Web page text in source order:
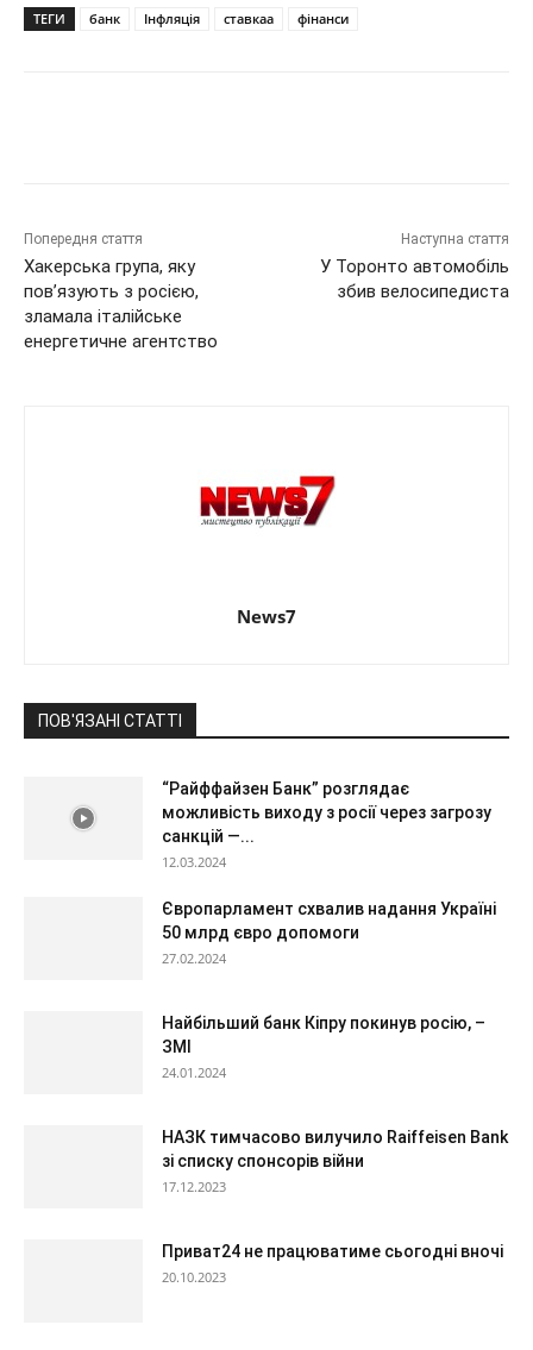
ТЕГИ банк Інфляція ставкаа фінанси
Попередня стаття
Хакерська група, яку
пов’язують з росією,
зламала італійське
енергетичне агентство
Наступна стаття
У Торонто автомобіль
збив велосипедиста
News7
ПОВ'ЯЗАНІ СТАТТІ
“Райффайзен Банк” розглядає
можливість виходу з росії через загрозу
санкцій —...
12.03.2024
Європарламент схвалив надання Україні
50 млрд євро допомоги
27.02.2024
Найбільший банк Кіпру покинув росію, –
ЗМІ
24.01.2024
НАЗК тимчасово вилучило Raiffeisen Bank
зі списку спонсорів війни
17.12.2023
Приват24 не працюватиме сьогодні вночі
20.10.2023